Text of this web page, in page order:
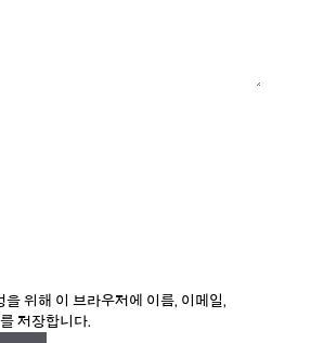
을 위해 이 브라우저에 이름, 이메일,
저장합니다.